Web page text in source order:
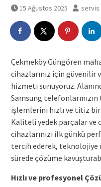
15 Ağustos 2025 servis
Çekmeköy Güngören
cihazlarınız için güvenilir
hizmeti sunuyoruz.
Samsung
işlemlerini hızlı ve titiz
Kaliteli yedek parçalar ve
cihazlarınızı ilk günkü
tercih ederek, teknolojiye
sürede çözüme
Hızlı ve profesyonel